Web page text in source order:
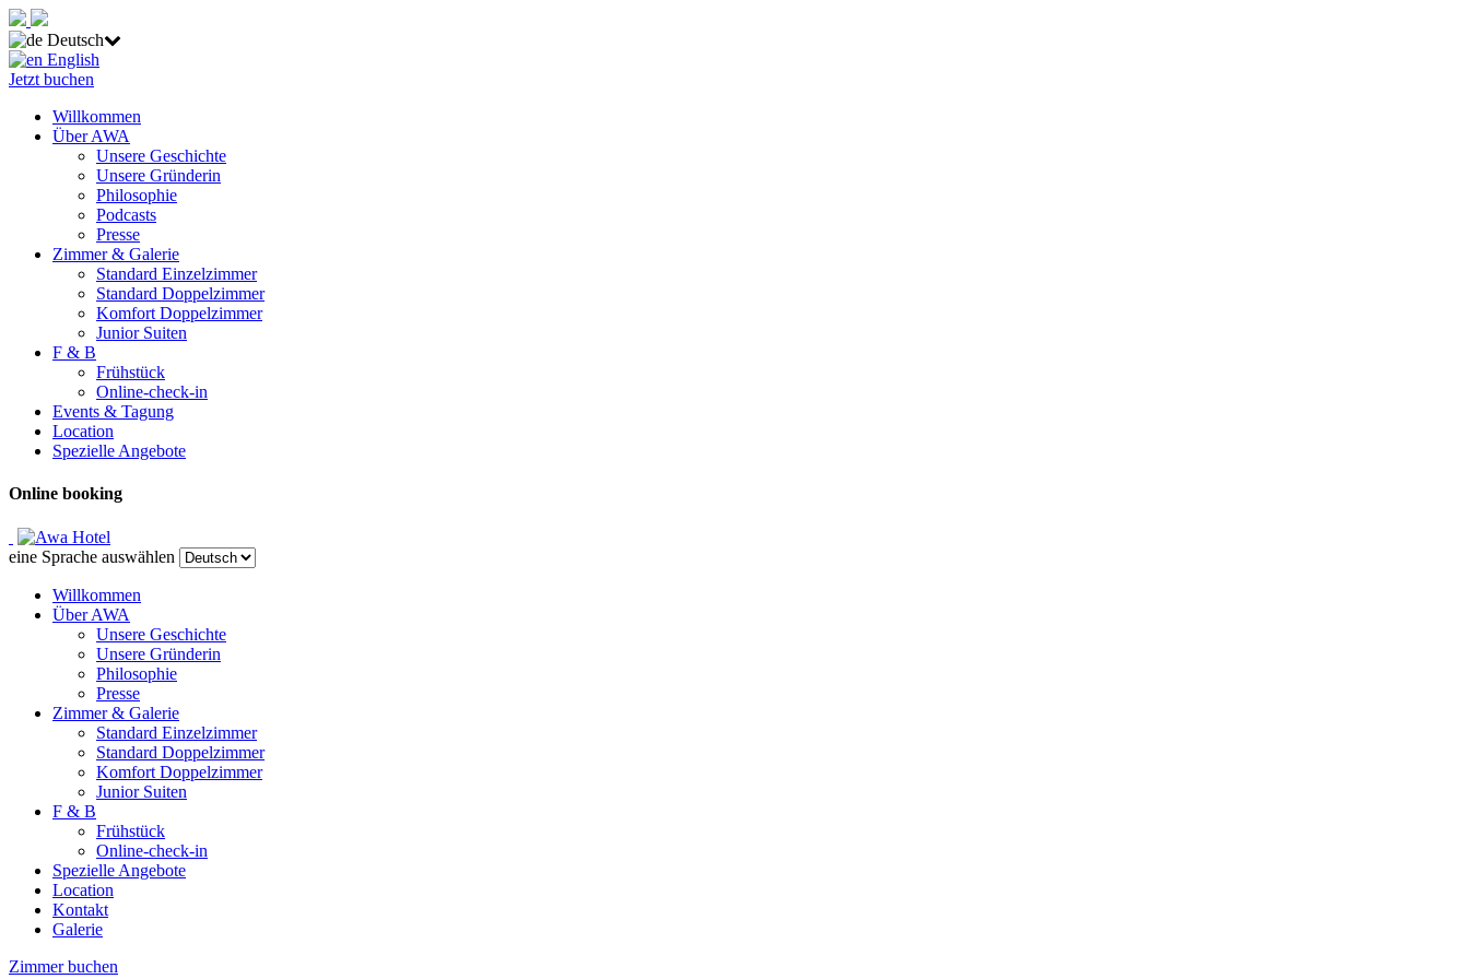
Deutsch
English
Jetzt buchen
Willkommen
Über AWA
Unsere Geschichte
Unsere Gründerin
Philosophie
Podcasts
Presse
Zimmer & Galerie
Standard Einzelzimmer
Standard Doppelzimmer
Komfort Doppelzimmer
Junior Suiten
F & B
Frühstück
Online-check-in
Events & Tagung
Location
Spezielle Angebote
Online booking
eine Sprache auswählen
Willkommen
Über AWA
Unsere Geschichte
Unsere Gründerin
Philosophie
Presse
Zimmer & Galerie
Standard Einzelzimmer
Standard Doppelzimmer
Komfort Doppelzimmer
Junior Suiten
F & B
Frühstück
Online-check-in
Spezielle Angebote
Location
Kontakt
Galerie
Zimmer buchen